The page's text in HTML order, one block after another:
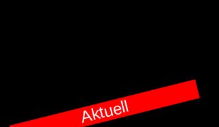
Aktuell